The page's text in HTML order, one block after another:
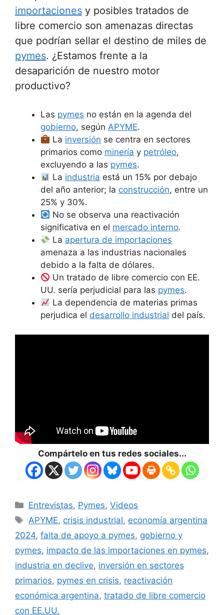
importaciones y posibles tratados de
libre comercio son amenazas directas
que podrían sellar el destino de miles de
pymes. ¿Estamos frente a la
desaparición de nuestro motor
productivo?
Las pymes no están en la agenda del
gobierno, según APYME.
La inversión se centra en sectores
primarios como minería y petróleo,
excluyendo a las pymes.
La industria está un 15% por debajo
del año anterior; la construcción, entre un
25% y 30%.
No se observa una reactivación
significativa en el mercado interno.
La apertura de importaciones
amenaza a las industrias nacionales
debido a la falta de dólares.
Un tratado de libre comercio con EE.
UU. sería perjudicial para las pymes.
La dependencia de materias primas
perjudica el desarrollo industrial del país.
Compártelo en tus redes sociales...
Entrevistas, Pymes,Videos
APYME, crisis industrial, economía argentina
2024, falta de apoyo a pymes, gobierno y
pymes, impacto de las importaciones en pymes,
industria en declive, inversión en sectores
primarios, pymes en crisis, reactivación
económica argentina, tratado de libre comercio
con EE.UU.